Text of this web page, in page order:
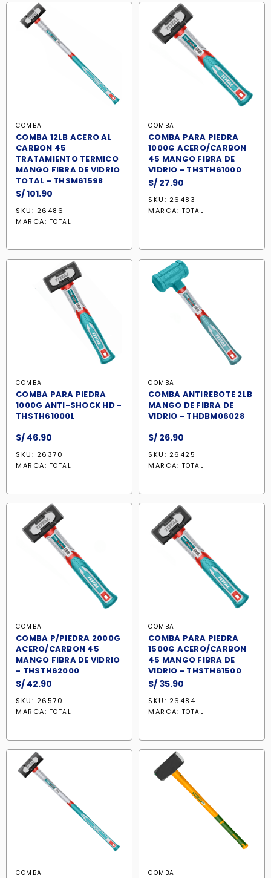
COMBA
COMBA 12LB ACERO AL
CARBON 45
TRATAMIENTO TERMICO
MANGO FIBRA DE VIDRIO
TOTAL - THSM61598
S/101.90
SKU: 26486
MARCA: TOTAL
COMBA
COMBA PARA PIEDRA
1000G ACERO/CARBON
45 MANGO FIBRA DE
VIDRIO - THSTH61000
S/ 27.90
SKU: 26483
MARCA: TOTAL
COMBA
COMBA PARA PIEDRA
1000G ANTI-SHOCK HD -
THSTH61000L
S/ 46.90
SKU: 26370
MARCA: TOTAL
COMBA
COMBA ANTIREBOTE 2LB
MANGO DE FIBRA DE
VIDRIO - THDBM06028
S/ 26.90
SKU: 26425
MARCA: TOTAL
COMBA
COMBA P/PIEDRA 2000G
ACERO/CARBON 45
MANGO FIBRA DE VIDRIO
- THSTH62000
S/ 42.90
SKU: 26570
MARCA: TOTAL
COMBA
COMBA PARA PIEDRA
1500G ACERO/CARBON
45 MANGO FIBRA DE
VIDRIO - THSTH61500
S/ 35.90
SKU: 26484
MARCA: TOTAL
COMBA COMBA